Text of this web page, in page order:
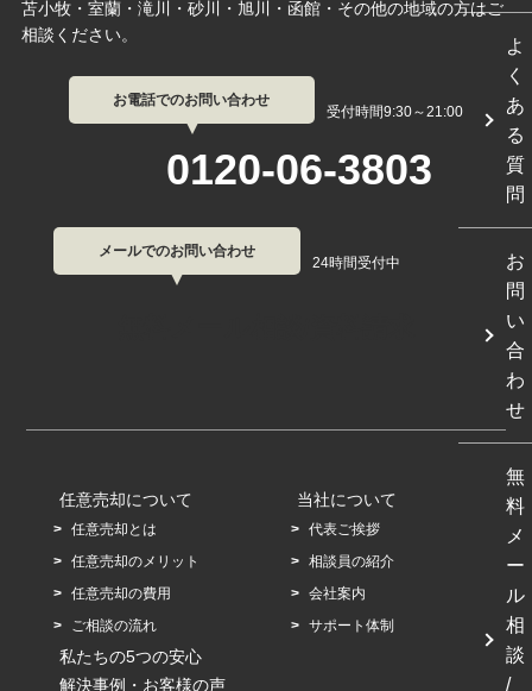
よ
く
あ
る
質
問
お
問
い
合
わ
せ
無
料
メ
ー
ル
相
談
/
苫小牧・室蘭・滝川・砂川・旭川・函館・その他の地域の方はご
相談ください。
お電話でのお問い合わせ
受付時間9:30～21:00
0120-06-3803
メールでのお問い合わせ
24時間受付中
任意売却について
任意売却とは
任意売却のメリット
任意売却の費用
ご相談の流れ
当社について
代表ご挨拶
相談員の紹介
会社案内
サポート体制
私たちの5つの安心
解決事例・お客様の声